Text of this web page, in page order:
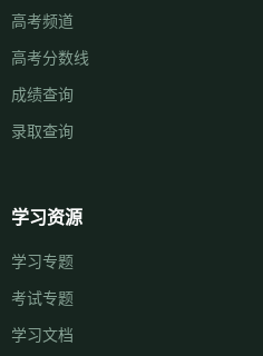
高考频道
高考分数线
成绩查询
录取查询
学习资源
学习专题
考试专题
学习文档